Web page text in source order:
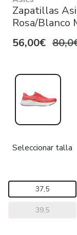
Zapatillas
Rosa/Blanco
56,00€
Seleccionar talla
37,5
39,5